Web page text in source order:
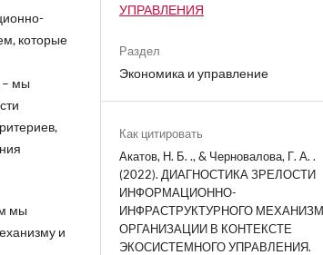
которые
– мы
мы
и
УПРАВЛЕНИЯ
Раздел
Экономика и управление
Как цитировать
Акатов, Н. Б. ., & Черновалова, Г. А. .
(2022). ДИАГНОСТИКА ЗРЕЛОСТИ
ИНФОРМАЦИОННО-
ИНФРАСТРУКТУРНОГО
ОРГАНИЗАЦИИ В КОНТЕКСТЕ
ЭКОСИСТЕМНОГО УПРАВЛЕНИЯ.